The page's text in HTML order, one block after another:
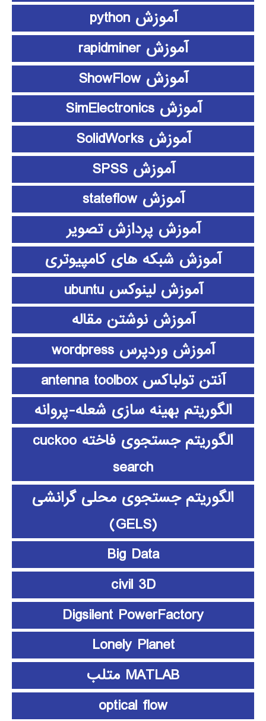
آموزش python
آموزش rapidminer
آموزش ShowFlow
آموزش SimElectronics
آموزش SolidWorks
آموزش SPSS
آموزش stateflow
آموزش پردازش تصویر
آموزش شبکه های کامپیوتری
آموزش لینوکس ubuntu
آموزش نوشتن مقاله
آموزش وردپرس wordpress
آنتن تولباکس antenna toolbox
الگوریتم بهینه سازی شعله-پروانه
الگوریتم جستجوی فاخته cuckoo
search
الگوریتم جستجوی محلی گرانشی
(GELS)
Big Data
civil 3D
Digsilent PowerFactory
Lonely Planet
MATLAB متلب
optical flow